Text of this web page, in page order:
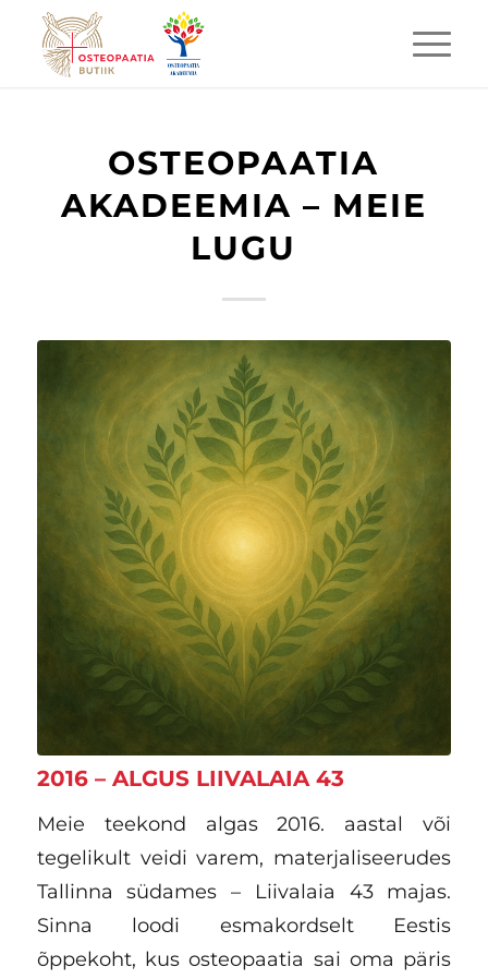
OSTEOPAATIA
AKADEEMIA – MEIE
LUGU
2016 – ALGUS LIIVALAIA 43
Meie teekond algas 2016. aastal või
tegelikult veidi varem, materjaliseerudes
Tallinna südames – Liivalaia 43 majas.
Sinna loodi esmakordselt Eestis
õppekoht, kus osteopaatia sai oma päris